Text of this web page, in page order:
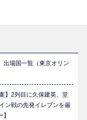
場国一覧（東京オリン
】2列目に久保建英、堂
ン戦の先発イレブンを厳